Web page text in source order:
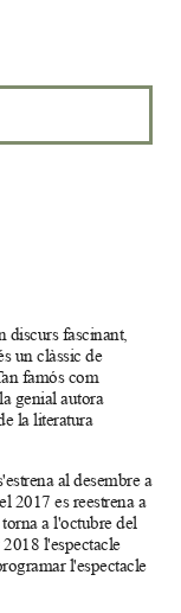
discurs fascinant,
un clàssic de
famós com
genial autora
la literatura
al desembre a
2017 es reestrena a
a l'octubre del
l'espectacle
l'espectacle